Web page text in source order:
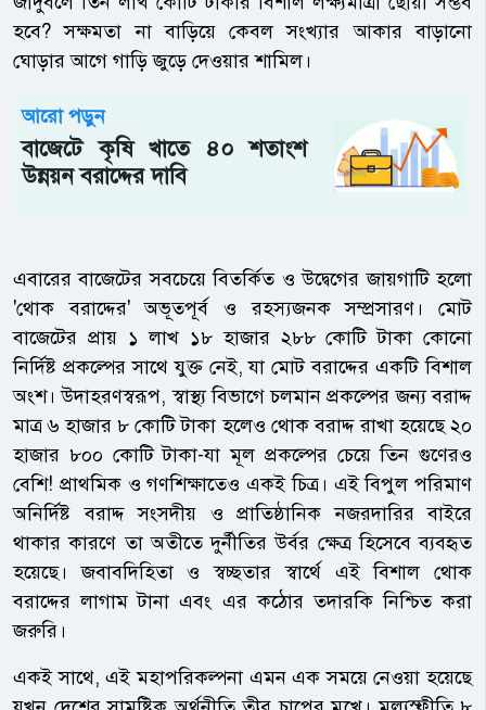
হবে? সক্ষমতা না বাড়িয়ে কেবল সংখ্যার আকার বাড়ানো
ঘোড়ার আগে গাড়ি জুড়ে দেওয়ার শামিল।
আরো পড়ুন
বাজেটে কৃষি খাতে ৪০ শতাংশ
উন্নয়ন বরাদ্দের দাবি
এবারের বাজেটের সবচেয়ে বিতর্কিত ও উদ্বেগের জায়গাটি হলো
'থোক বরাদ্দের' অভূতপূর্ব ও রহস্যজনক সম্প্রসারণ। মোট
বাজেটের প্রায় ১ লাখ ১৮ হাজার ২৮৮ কোটি টাকা কোনো
নির্দিষ্ট প্রকল্পের সাথে যুক্ত নেই, যা মোট বরাদ্দের একটি বিশাল
অংশ। উদাহরণস্বরূপ, স্বাস্থ্য বিভাগে চলমান প্রকল্পের জন্য বরাদ্দ
মাত্র ৬ হাজার ৮ কোটি টাকা হলেও থোক বরাদ্দ রাখা হয়েছে ২০
হাজার ৮০০ কোটি টাকা-যা মূল প্রকল্পের চেয়ে তিন গুণেরও
বেশি! প্রাথমিক ও গণশিক্ষাতেও একই চিত্র। এই বিপুল পরিমাণ
অনির্দিষ্ট বরাদ্দ সংসদীয় ও প্রাতিষ্ঠানিক নজরদারির বাইরে
থাকার কারণে তা অতীতে দুর্নীতির উর্বর ক্ষেত্র হিসেবে ব্যবহৃত
হয়েছে। জবাবদিহিতা ও স্বচ্ছতার স্বার্থে এই বিশাল থোক
বরাদ্দের লাগাম টানা এবং এর কঠোর তদারকি নিশ্চিত করা
জরুরি।
একই সাথে, এই মহাপরিকল্পনা এমন এক সময়ে নেওয়া হয়েছে